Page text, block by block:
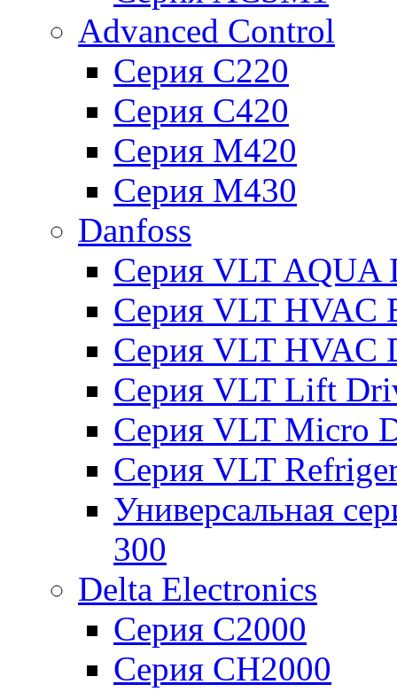
Advanced Control
Серия C220
Серия C420
Серия M420
Серия M430
Danfoss
Серия VLT AQUA
Серия VLT HVAC
Серия VLT HVAC
Серия VLT Lift
Серия VLT Micro
Серия VLT
Универсальная
300
Delta Electronics
Серия C2000
Серия CH2000